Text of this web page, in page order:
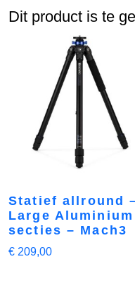
Dit product is te
Statief allround
Large Aluminium
secties – Mach3
€ 209,00